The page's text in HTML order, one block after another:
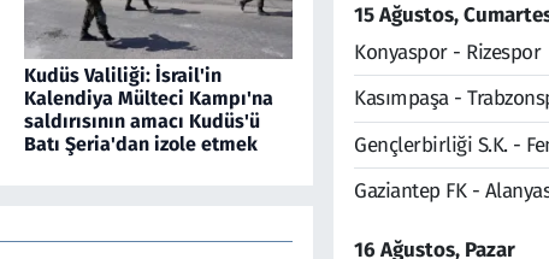
Kudüs Valiliği: İsrail'in
Kalendiya Mülteci Kampı'na
saldırısının amacı Kudüs'ü
Batı Şeria'dan izole etmek
15 Ağustos,
Konyaspor - Rizespor
Kasımpaşa -
Gençlerbirliği S.K. -
Gaziantep FK -
16 Ağustos, Pazar